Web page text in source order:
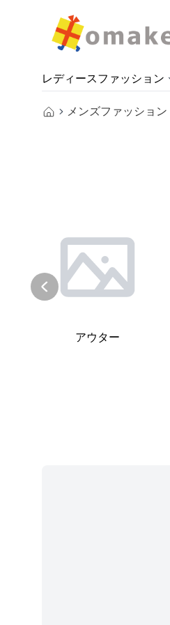
レディースファッション
メンズファッション
アウター